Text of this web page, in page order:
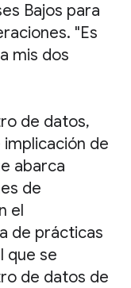
Bajos para
"Es
mis dos
de datos,
de
abarca
de
el
de prácticas
que se
de datos de